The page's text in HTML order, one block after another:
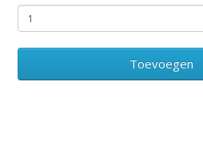
Toevoegen